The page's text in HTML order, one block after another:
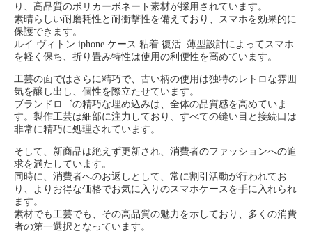
り、高品質のポリカーボネート素材が採用されています。
素晴らしい耐磨耗性と耐衝撃性を備えており、スマホを効果的に
保護できます。
ルイ ヴィトン iphone ケース 粘着 復活 薄型設計によってスマホ
を軽く保ち、折り畳み特性は使用の利便性を高めています。
工芸の面ではさらに精巧で、古い柄の使用は独特のレトロな雰囲
気を醸し出し、個性を際立たせています。
ブランドロゴの精巧な埋め込みは、全体の品質感を高めていま
す。製作工芸は細部に注力しており、すべての縫い目と接続口は
非常に精巧に処理されています。
そして、新商品は絶えず更新され、消費者のファッションへの追
求を満たしています。
同時に、消費者へのお返しとして、常に割引活動が行われてお
り、よりお得な価格でお気に入りのスマホケースを手に入れられ
ます。
素材でも工芸でも、その高品質の魅力を示しており、多くの消費
者の第一選択となっています。